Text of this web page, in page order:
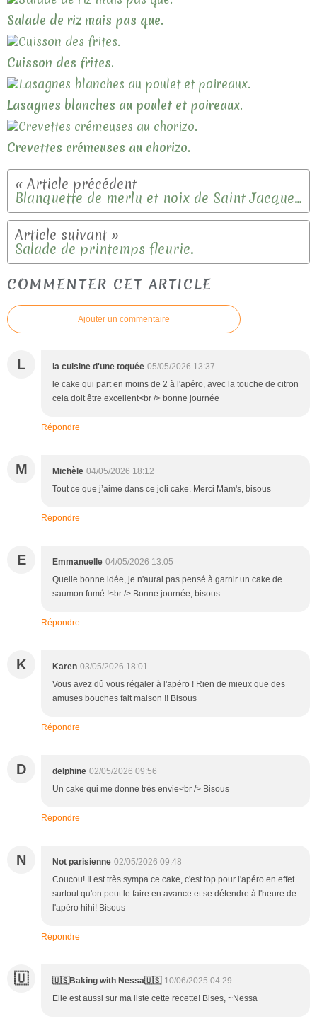
Salade de riz mais pas que.
Cuisson des frites.
Lasagnes blanches au poulet et poireaux.
Crevettes crémeuses au chorizo.
Blanquette de merlu et noix de Saint Jacques.
Salade de printemps fleurie.
COMMENTER CET ARTICLE
Ajouter un commentaire
L la cuisine d'une toquée 05/05/2026 13:37
le cake qui part en moins de 2 à l'apéro, avec la touche de citron
cela doit être excellent<br /> bonne journée
Répondre
M Michèle 04/05/2026 18:12
Tout ce que j’aime dans ce joli cake. Merci Mam's, bisous
Répondre
E Emmanuelle 04/05/2026 13:05
Quelle bonne idée, je n'aurai pas pensé à garnir un cake de
saumon fumé !<br /> Bonne journée, bisous
Répondre
K Karen 03/05/2026 18:01
Vous avez dû vous régaler à l'apéro ! Rien de mieux que des
amuses bouches fait maison !! Bisous
Répondre
D delphine 02/05/2026 09:56
Un cake qui me donne très envie<br /> Bisous
Répondre
N Not parisienne 02/05/2026 09:48
Coucou! Il est très sympa ce cake, c'est top pour l'apéro en effet
surtout qu'on peut le faire en avance et se détendre à l'heure de
l'apéro hihi! Bisous
Répondre
🇺 🇺🇸Baking with Nessa🇺🇸 10/06/2025 04:29
Elle est aussi sur ma liste cette recette! Bises, ~Nessa